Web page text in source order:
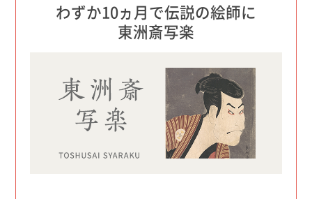
わずか10ヵ月で伝説の絵師に
東洲斎写楽